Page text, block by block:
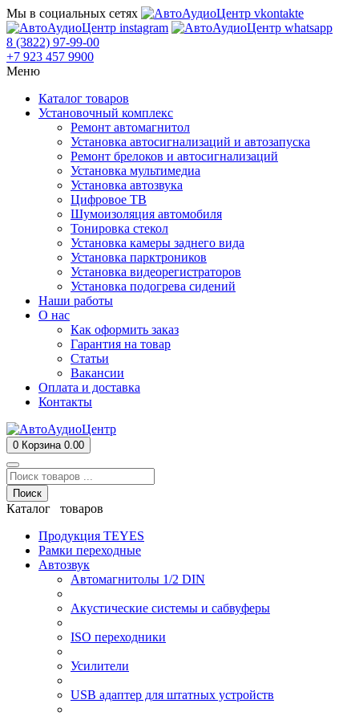
Мы в социальных сетях
8 (3822) 97-99-00
+7 923 457 9900
Меню
Каталог товаров
Установочный комплекс
Ремонт автомагнитол
Установка автосигнализаций и автозапуска
Ремонт брелоков и автосигнализаций
Установка мультимедиа
Установка автозвука
Цифровое ТВ
Шумоизоляция автомобиля
Тонировка стекол
Установка камеры заднего вида
Установка парктроников
Установка видеорегистраторов
Установка подогрева сидений
Наши работы
О нас
Как оформить заказ
Гарантия на товар
Статьи
Вакансии
Оплата и доставка
Контакты
0 Корзина 0.00
Поиск
Каталог товаров
Продукция TEYES
Рамки переходные
Автозвук
Автомагнитолы 1/2 DIN
Акустические системы и сабвуферы
ISO переходники
Усилители
USB адаптер для штатных устройств